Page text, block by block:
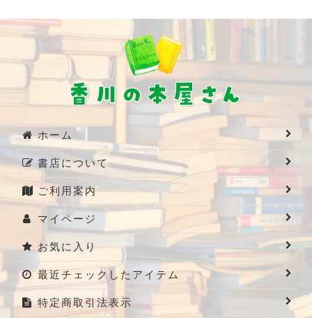
ホーム
書店について
ご利用案内
マイページ
お気に入り
最近チェックしたアイテム
特定商取引法表示